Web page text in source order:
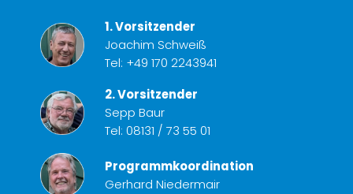
1. Vorsitzender
Joachim Schweiß
Tel: +49 170 2243941
2. Vorsitzender
Sepp Baur
Tel: 08131 / 73 55 01
Programmkoordination
Gerhard Niedermair